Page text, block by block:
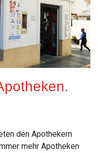
den Apothekern
mehr Apotheken